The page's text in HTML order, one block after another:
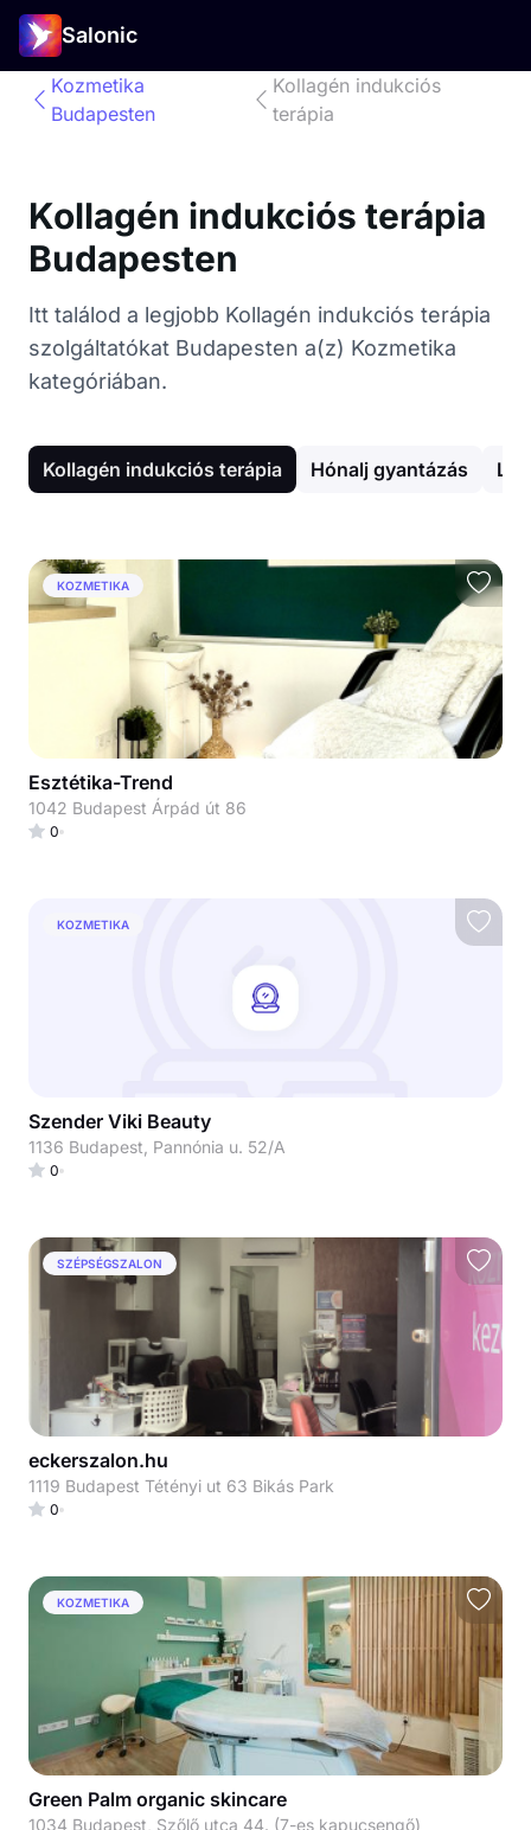
Salonic
Kozmetika
Budapesten
Kollagén indukciós
terápia
Kollagén indukciós terápia
Budapesten
Itt találod a legjobb Kollagén indukciós terápia
szolgáltatókat Budapesten a(z) Kozmetika
kategóriában.
Kollagén indukciós terápia Hónalj gyantázás
KOZMETIKA
Esztétika-Trend
1042 Budapest Árpád út 86
0
KOZMETIKA
Szender Viki Beauty
1136 Budapest, Pannónia u. 52/A
0
SZÉPSÉGSZALON
eckerszalon.hu
1119 Budapest Tétényi ut 63 Bikás Park
0
KOZMETIKA
Green Palm organic skincare
1034 Budapest, Szőlő utca 44. (7-es kapucsengő)